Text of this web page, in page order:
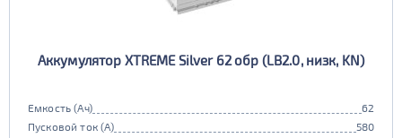
Аккумулятор XTREME Silver 62 обр (LB2.0, низк, KN)
Емкость (Ач)
62
Пусковой ток (А)
580